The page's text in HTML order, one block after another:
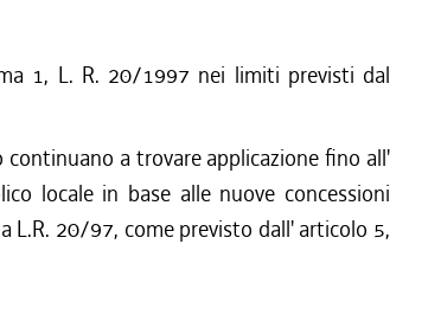
1, L. R. 20/1997 nei limiti previsti dal
a trovare applicazione fino all'
locale in base alle nuove concessioni
L.R. 20/97, come previsto dall' articolo 5,